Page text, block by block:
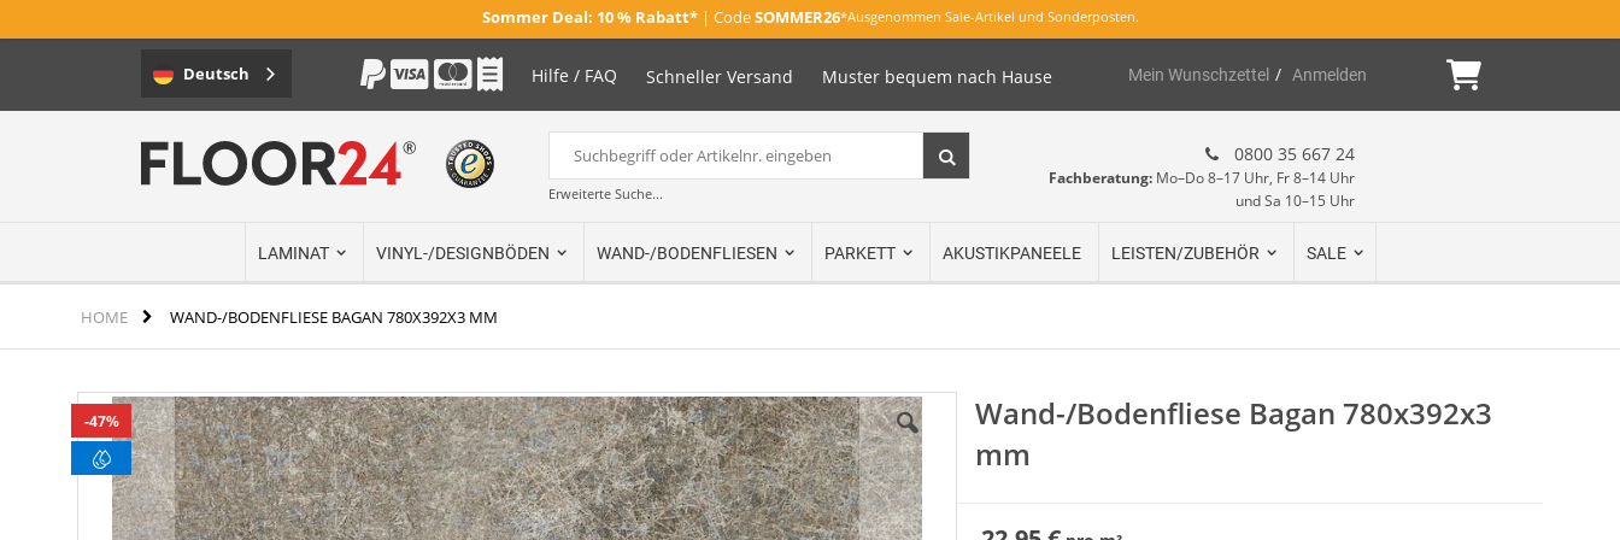
Sommer Deal: 10 % Rabatt*| CodeSOMMER26*Ausgenommen Sale-Artikel und Sonderposten.
Hilfe / FAQ Schneller Versand Muster bequem nach Hause Mein
Mein Wunschzettel Anmelden
Direkt
Suche
Suche
Erweiterte Suche...
0800 35 667 24
Fachberatung: Mo–Do 8–17 Uhr, Fr 8–14 Uhr
und Sa 10–15 Uhr
LAMINAT VINYL-/DESIGNBÖDEN WAND-/BODENFLIESEN PARKETT AKUSTIKPANEELE LEISTEN/ZUBEHÖR SALE
HOME WAND-/BODENFLIESE BAGAN 780X392X3 MM
Zum
Ende
der
Bildergalerie
springen
47%
Wand-/Bodenfliese Bagan 780x392x3
mm
Deutsch